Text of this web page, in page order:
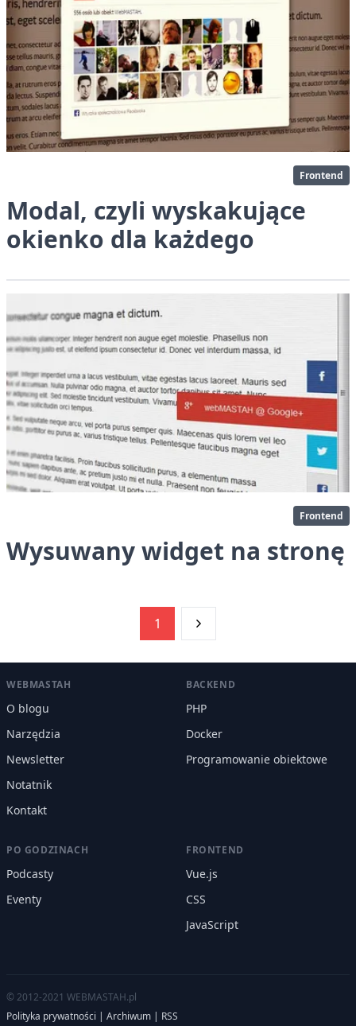
Frontend
Modal, czyli wyskakujące
okienko dla każdego
Frontend
Wysuwany widget na stronę
1
WEBMASTAH
O blogu
Narzędzia
Newsletter
Notatnik
Kontakt
BACKEND
PHP
Docker
Programowanie obiektowe
PO GODZINACH
Podcasty
Eventy
FRONTEND
Vue.js
CSS
JavaScript
© 2012-2021 WEBMASTAH.pl
Polityka prywatności | Archiwum | RSS